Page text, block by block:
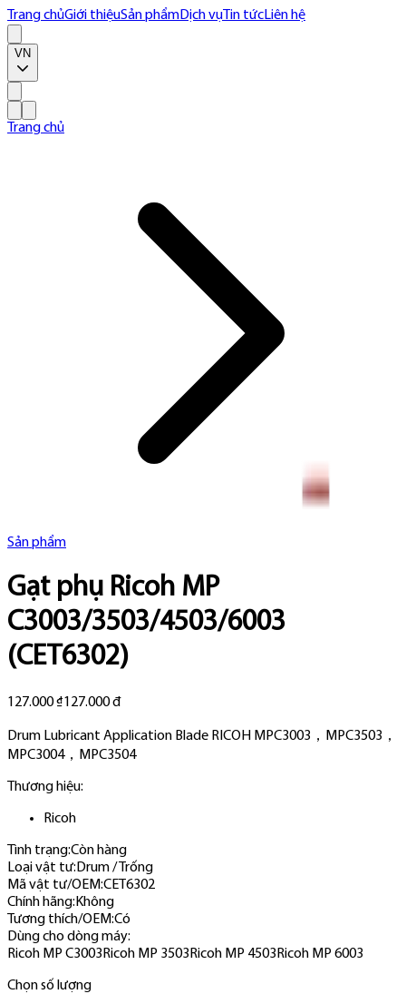
Trang chủGiới thiệuSản phẩmDịch vụ Tin tứcLiên hệ
VN
Trang chủ
Sản phẩm
Gạt phụ Ricoh MP
C3003/3503/4503/6003
(CET6302)
127.000 ₫127.000 đ
Drum Lubricant Application Blade RICOH MPC3003，MPC3503，
MPC3004，MPC3504
Thương hiệu:
Ricoh
Tình trạng:Còn hàng
Loại vật tư: Drum / Trống
Mã vật tư/OEM:CET6302
Chính hãng: Không
Tương thích/OEM:Có
Dùng cho dòng máy:
Ricoh MP C3003 Ricoh MP 3503 Ricoh MP 4503 Ricoh MP 6003
Chọn số lượng